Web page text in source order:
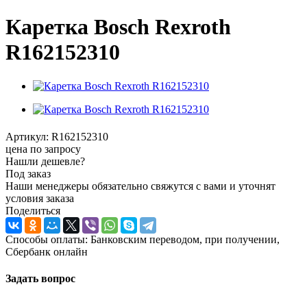
Каретка Bosch Rexroth
R162152310
Артикул: R162152310
цена по запросу
Нашли дешевле?
Под заказ
Наши менеджеры обязательно свяжутся с вами и уточнят
условия заказа
Поделиться
Способы оплаты: Банковским переводом, при получении,
Сбербанк онлайн
Задать вопрос